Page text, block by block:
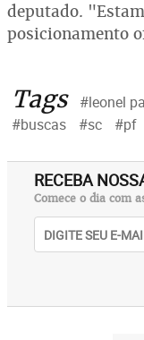
deputado.
posicionamento
Tags #leonel
#buscas
#sc #pf
RECEBA
Comece o dia com